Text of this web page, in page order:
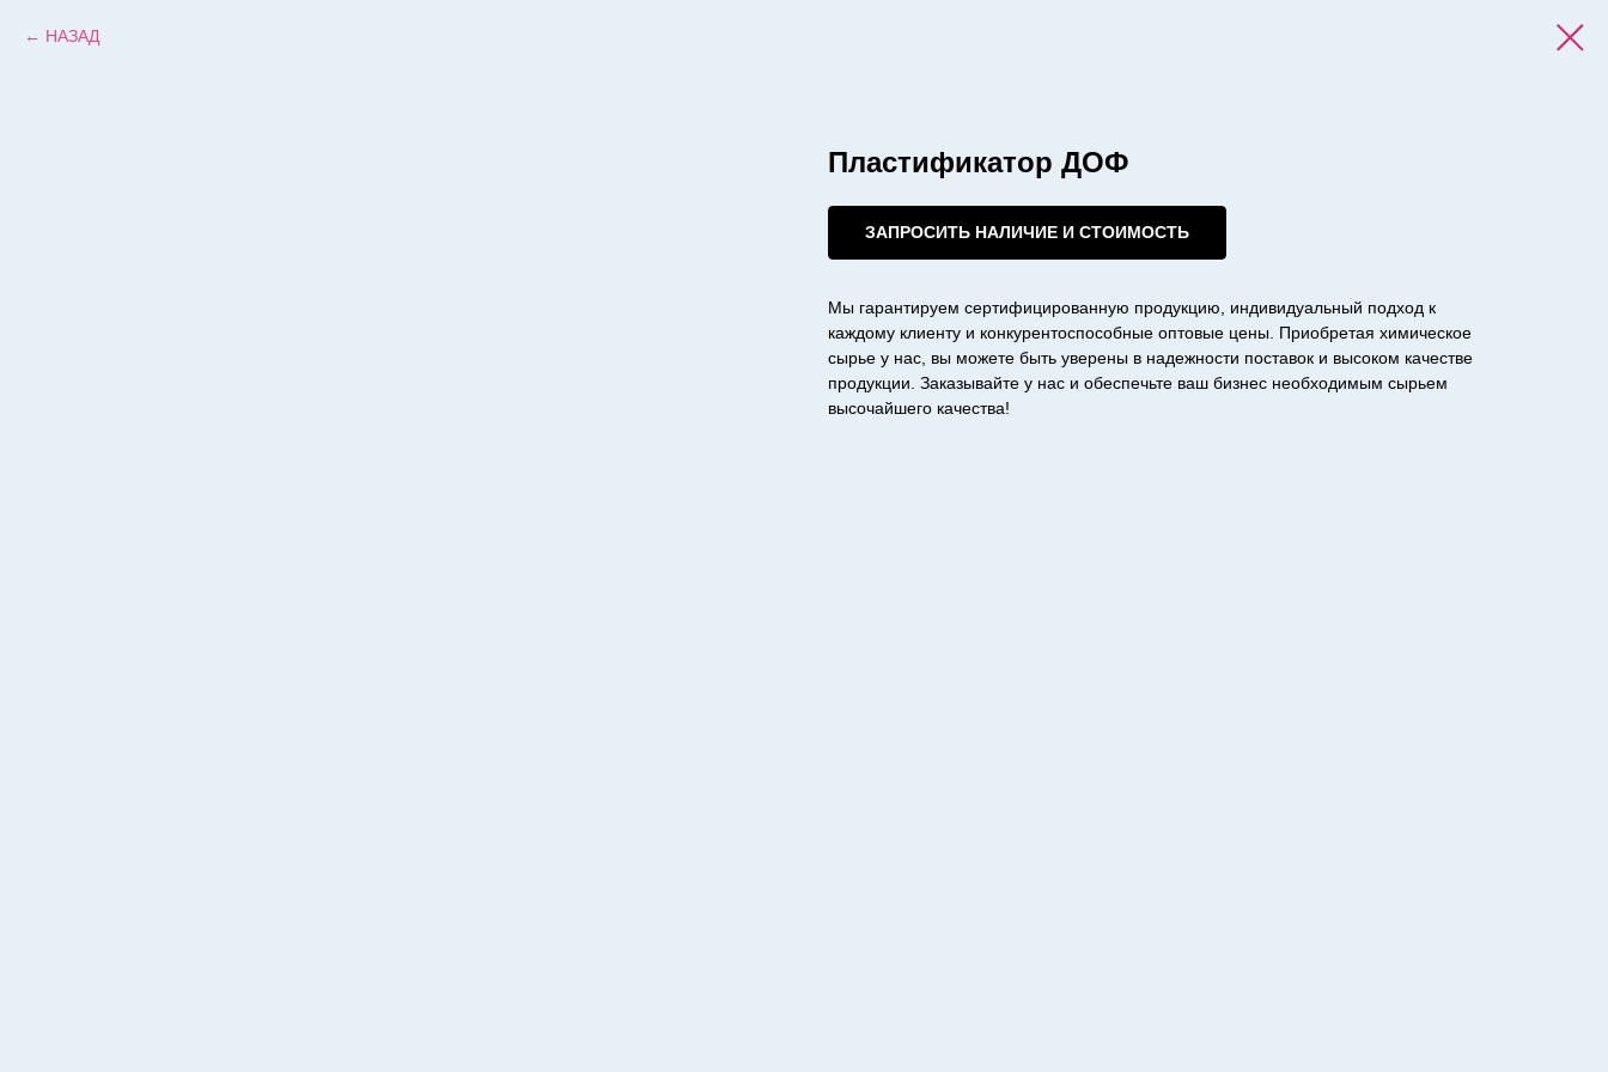
НАЗАД
Пластификатор ДОФ
ЗАПРОСИТЬ НАЛИЧИЕ И СТОИМОСТЬ
Мы гарантируем сертифицированную продукцию, индивидуальный подход к
каждому клиенту и конкурентоспособные оптовые цены. Приобретая химическое
сырье у нас, вы можете быть уверены в надежности поставок и высоком качестве
продукции. Заказывайте у нас и обеспечьте ваш бизнес необходимым сырьем
высочайшего качества!